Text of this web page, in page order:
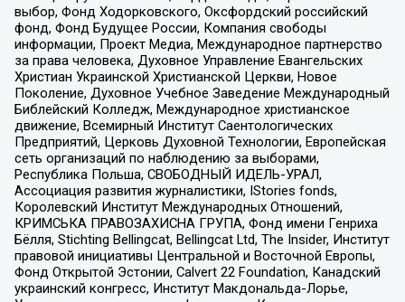
выбор, Фонд Ходорковского, Оксфордский российский
фонд, Фонд Будущее России, Компания свободы
информации, Проект Медиа, Международное партнерство
за права человека, Духовное Управление Евангельских
Христиан Украинской Христианской Церкви, Новое
Поколение, Духовное Учебное Заведение Международный
Библейский Колледж, Международное христианское
движение, Всемирный Институт Саентологических
Предприятий, Церковь Духовной Технологии, Европейская
сеть организаций по наблюдению за выборами,
Республика Польша, СВОБОДНЫЙ ИДЕЛЬ-УРАЛ,
Ассоциация развития журналистики, IStories fonds,
Королевский Институт Международных Отношений,
КРИМСЬКА ПРАВОЗАХИСНА ГРУПА, Фонд имени Генриха
Бёлля, Stichting Bellingcat, Bellingcat Ltd, The Insider, Институт
правовой инициативы Центральной и Восточной Европы,
Фонд Открытой Эстонии, Calvert 22 Foundation, Канадский
украинский конгресс, Институт Макдональда-Лорье,